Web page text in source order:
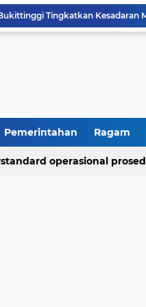
Pemerintahan Ragam
standard operasional